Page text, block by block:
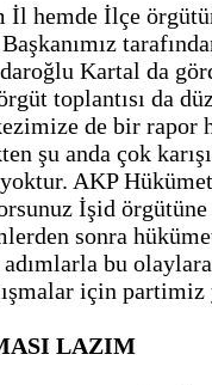
İl hemde İlçe
Kartal da
toplantısı da
de bir rapor
şu anda çok
AKP
İşid
sonra
bu
için partimiz
LAZIM